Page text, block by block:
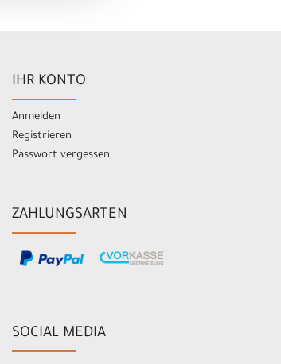
IHR KONTO
Anmelden
Registrieren
Passwort vergessen
ZAHLUNGSARTEN
SOCIAL MEDIA